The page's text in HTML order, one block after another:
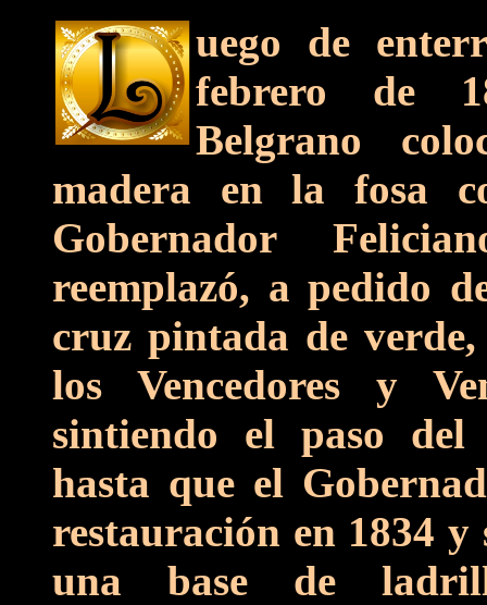
uego de
febrero de
Belgrano
madera en la fosa
Gobernador
reemplazó, a pedido
cruz pintada de
los Vencedores y
sintiendo el paso del
hasta que el
restauración en 1834
una base de